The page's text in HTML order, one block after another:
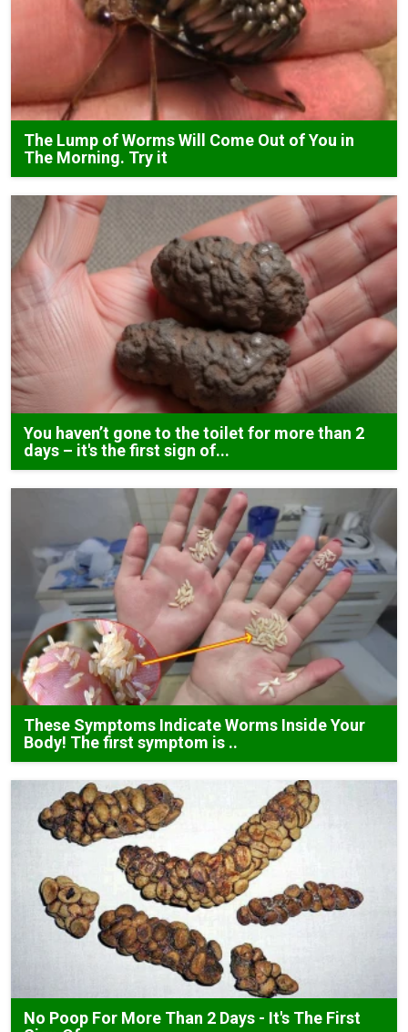
The Lump of Worms Will Come Out of You in
The Morning. Try it
You haven’t gone to the toilet for more than 2
days – it's the first sign of...
These Symptoms Indicate Worms Inside Your
Body! The first symptom is ..
No Poop For More Than 2 Days - It's The First